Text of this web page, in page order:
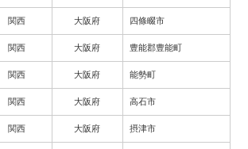
関西 大阪府 四條畷市
関西 大阪府 豊能郡豊能町
関西 大阪府 能勢町
関西 大阪府 高石市
関西 大阪府 摂津市